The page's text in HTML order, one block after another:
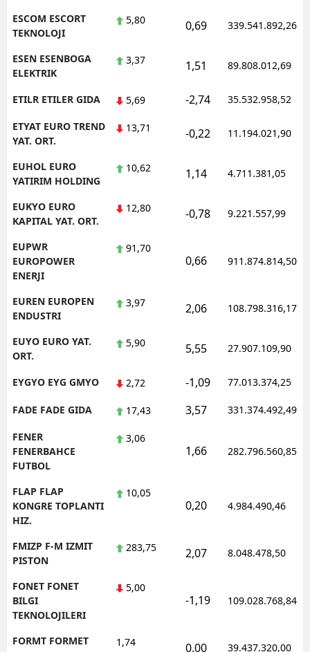
ESCOM ESCORT
TEKNOLOJI
5,80 0,69 339.541.892,26
ESEN ESENBOGA
ELEKTRIK
3,37 1,51 89.808.012,69
ETILR ETILER GIDA 5,69 -2,74 35.532.958,52
ETYAT EURO TREND
YAT. ORT.
13,71 -0,22 11.194.021,90
EUHOL EURO
YATIRIM HOLDING
10,62 1,14 4.711.381,05
EUKYO EURO
KAPITAL YAT. ORT.
12,80 -0,78 9.221.557,99
EUPWR
EUROPOWER
ENERJI
91,70
0,66 911.874.814,50
EUREN EUROPEN
ENDUSTRI
3,97 2,06 108.798.316,17
EUYO EURO YAT.
ORT.
5,90 5,55 27.907.109,90
EYGYO EYG GMYO 2,72 -1,09 77.013.374,25
FADE FADE GIDA 17,43 3,57 331.374.492,49
FENER
FENERBAHCE
FUTBOL
3,06
1,66 282.796.560,85
FLAP FLAP
KONGRE TOPLANTI
HIZ.
10,05
0,20 4.984.490,46
FMIZP F-M IZMIT
PISTON
283,75 2,07 8.048.478,50
FONET FONET
BILGI
TEKNOLOJILERI
5,00
-1,19 109.028.768,84
FORMT FORMET
1,74 0,00 39.437.320,00